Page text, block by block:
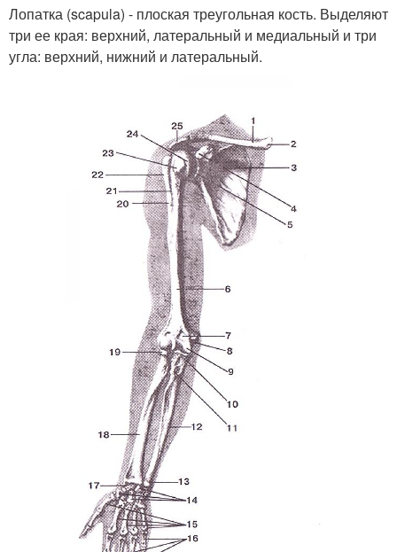
Лопатка (scapula) - плоская треугольная кость. Выделяют
три ее края: верхний, латеральный и медиальный и три
угла: верхний, нижний и латеральный.